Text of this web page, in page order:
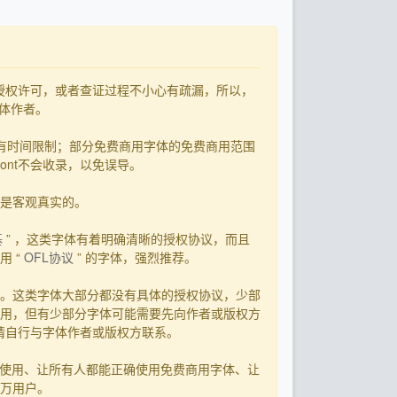
许可，或者查证过程不小心有疏漏，所以，
者。
间限制；部分免费商用字体的免费商用范围
不会收录，以免误导。
客观真实的。
” ，这类字体有着明确清晰的授权协议，而且
“ OFL协议 ” 的字体，强烈推荐。
这类字体大部分都没有具体的授权协议，少部
，但有少部分字体可能需要先向作者或版权方
行与字体作者或版权方联系。
用、让所有人都能正确使用免费商用字体、让
用户。